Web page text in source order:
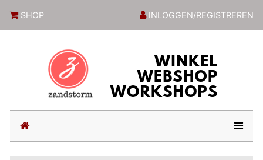
SHOP INLOGGEN/REGISTREREN
(current)